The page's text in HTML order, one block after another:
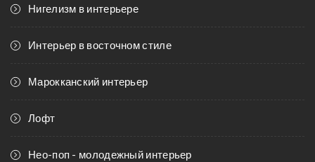
Нигелизм в интерьере
Интерьер в восточном стиле
Марокканский интерьер
Лофт
Нео-поп - молодежный интерьер